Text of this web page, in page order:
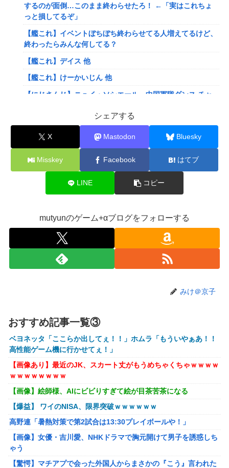
するのが面倒…このまま終わらせたろ！ ←「実はこれちょ
っと損してるぞ」
【艦これ】イベントぼちぼち終わらせてる人増えてるけど、
終わったらみんな何してる？
【艦これ】デイス 他
【艦これ】けーかいじん 他
【にじさんじ】ニュイ・ソシエール、中国軍隊ダンス チャ
【にじさんじ】ひゃくまんてんばらサロメちゃんおまんが
「安心と引き換えに」
【VTuber】ばあちゃる、引退を発表 8月9日の誕生日配信
で詳細を説明「ずっと続けられなくて本当にごめんなさい」
【8/9(日)15:00】
可愛すぎるおむすび屋さん（28）、新店舗に4000万円クラ
【速報】ワンピースの「世界に5種しかない飛行能力」発言
の謎が解けるWWW
ホリエモン「面接でさ、納豆パックの薄いフィルムって何の
ために入っていの？って聞くわけ」
ｗｗｗｗ
【悲報】高市早苗に逆らった財務官僚、異例の左遷ｗｗｗｗ
ｗｗｗｗ
【画像】井口裕香(36)、タンクトップがはち切れそうなくら
いデカイｗｗｗｗｗｗｗｗｗｗｗ
【悲報】Z世代「求刑7年のジャンポケ斎藤は口封じに被害
者殺した方が量刑軽かっただろ」←1万いいね
【動画】福岡の電車、複数の駅で「チンポッ❤」というアナ
ウンスが流れ大騒ぎwwwwwwwww
ので訴えます」
シェアする
X Mastodon Bluesky
Misskey Facebook はてブ
LINE コピー
mutyunのゲーム+αブログをフォローする
みけ＠京子
おすすめ記事一覧③
ベヨネッタ「ここらか出してぇ！！」ホムラ「もういやぁあ！！
高性能ゲーム機に行かせてぇ！」
【画像あり】最近のJK、スカート丈がもうめちゃくちゃｗｗｗｗ
ｗｗｗｗｗｗｗｗ
【画像】絵師様、AIにビビりすぎて絵が目茶苦茶になる
【爆益】 ワイのNISA、限界突破ｗｗｗｗｗｗ
高野連「暑熱対策で第2試合は13:30プレイボールや！」
【画像】女優・吉川愛、NHKドラマで胸元開けて男子を誘惑しち
ゃう
【驚愕】マチアプで会った外国人からまさかの『こう』言われた